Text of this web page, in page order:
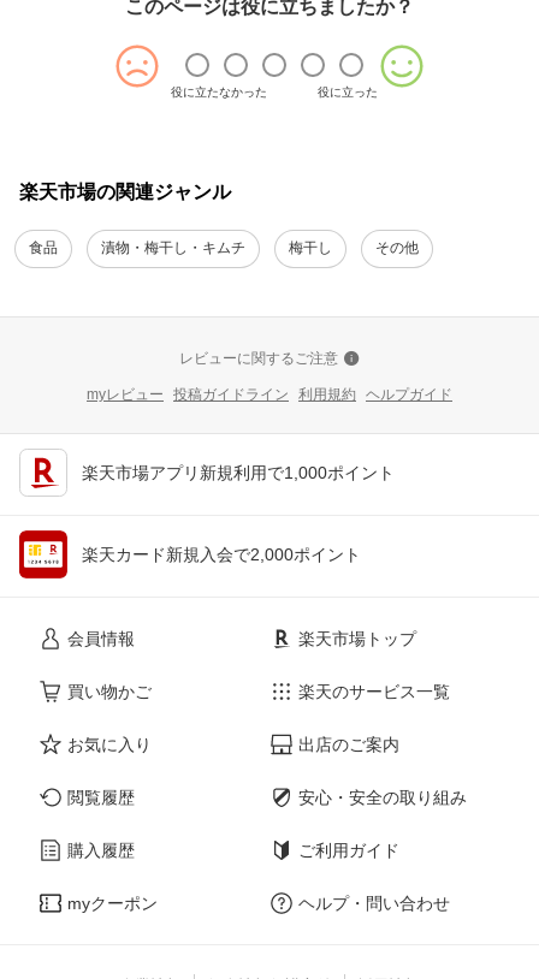
このページは役に立ちましたか？
役に立たなかった 役に立った
楽天市場の関連ジャンル
食品 漬物・梅干し・キムチ 梅干し その他
レビューに関するご注意
myレビュー 投稿ガイドライン 利用規約 ヘルプガイド
楽天市場アプリ新規利用で1,000ポイント
楽天カード新規入会で2,000ポイント
会員情報
買い物かご
お気に入り
閲覧履歴
購入履歴
myクーポン
楽天市場トップ
楽天のサービス一覧
出店のご案内
安心・安全の取り組み
ご利用ガイド
ヘルプ・問い合わせ